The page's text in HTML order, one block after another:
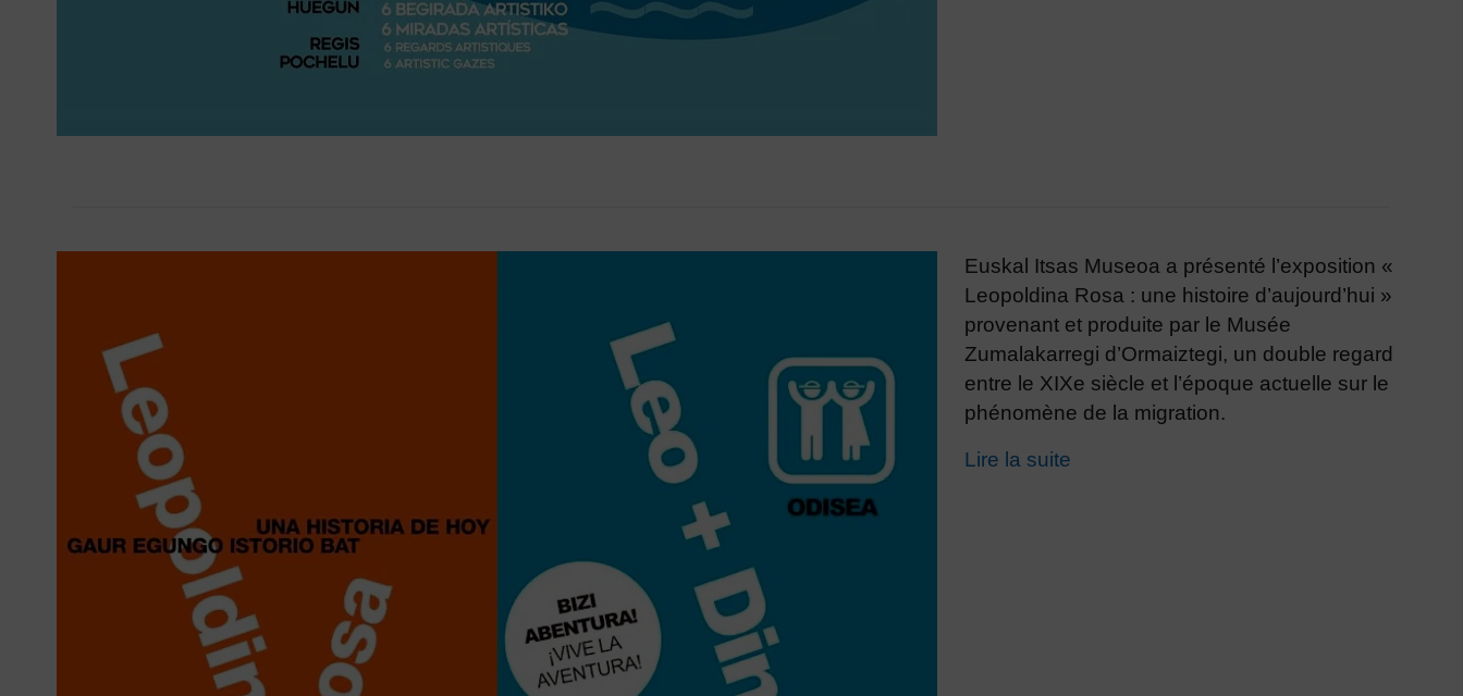
Euskal Itsas Museoa a présenté l’exposition «
Leopoldina Rosa : une histoire d’aujourd’hui »
provenant et produite par le Musée
Zumalakarregi d’Ormaiztegi, un double regard
entre le XIXe siècle et l’époque actuelle sur le
phénomène de la migration.
Lire la suite